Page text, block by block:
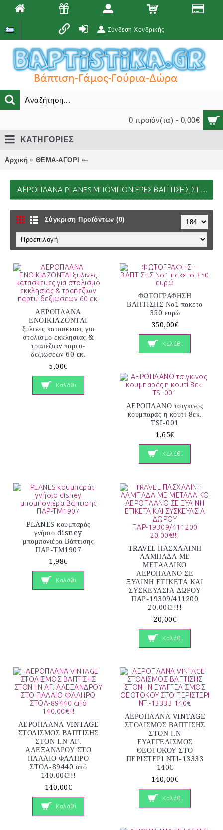
Σύνδεση Χονδρικής
0 προϊόν(τα) - 0,00€
ΚΑΤΗΓΟΡΙΕΣ
Αρχική ΘΕΜΑ-ΑΓΟΡΙ ΑΕΡΟΠΛΑΝΑ Planes μπομπονιέρες
ΑΕΡΟΠΛΑΝΑ PLANES ΜΠΟΜΠΟΝΙΈΡΕΣ ΒΆΠΤΙΣΗΣ,ΣΤΟΛΙΣΜΟΊ ΕΚΚΛΗΣΊΑΣ,ΒΑΠΤΙΣΤΙΚΆ ΠΑΚΈΤΑ,ΔΏΡΑ ΠΆΡΤΥ
Σύγκριση Προϊόντων (0)
ΑΕΡΟΠΛΑΝΑ
ΕΝΟΙΚΙΑΖΟΝΤΑΙ
ξυλινες κατασκευες για
στολισμο εκκλησιας &
τραπεζιων παρτυ-
δεξιωσεων 60 εκ.
5,00€
Καλάθι
ΦΩΤΟΓΡΑΦΗΣΗ
ΒΑΠΤΙΣΗΣ Νο1 πακετο
350 ευρώ
350,00€
Καλάθι
ΑΕΡΟΠΛΑΝΟ τσιγκινος
κουμπαράς η κουτί 8εκ.
TSI-001
1,65€
Καλάθι
PLANES κουμπαράς
γνήσιο disney
μπομπονιέρα Βάπτισης
ΠΑΡ-ΤΜ1907
1,98€
Καλάθι
TRAVEL ΠΑΣΧΑΛΙΝΗ
ΛΑΜΠΑΔΑ ΜΕ
ΜΕΤΑΛΛΙΚΟ
ΑΕΡΟΠΛΑΝΟ ΣΕ
ΞΥΛΙΝΗ ΕΤΙΚΕΤΑ ΚΑΙ
ΣΥΣΚΕΥΑΣΙΑ ΔΩΡΟΥ
ΠΑΡ-19309/411200
20.00€!!!!
20,00€
Καλάθι
ΑΕΡΟΠΛΑΝΑ VINTAGE
ΣΤΟΛΙΣΜΟΣ ΒΑΠΤΙΣΗΣ
ΣΤΟΝ Ι.Ν ΑΓ.
ΑΛΕΞΑΝΔΡΟΥ ΣΤΟ
ΠΑΛΑΙΟ ΦΑΛΗΡΟ
ΣΤΟΛ-89440 από
140.00€!!!
140,00€
Καλάθι
ΑΕΡΟΠΛΑΝΑ VINTAGE
ΣΤΟΛΙΣΜΟΣ ΒΑΠΤΙΣΗΣ
ΣΤΟΝ Ι.Ν
ΕΥΑΓΓΕΛΙΣΜΟΣ
ΘΕΟΤΟΚΟΥ ΣΤΟ
ΠΕΡΙΣΤΕΡΙ ΝΤΙ-13333
140€
140,00€
Καλάθι